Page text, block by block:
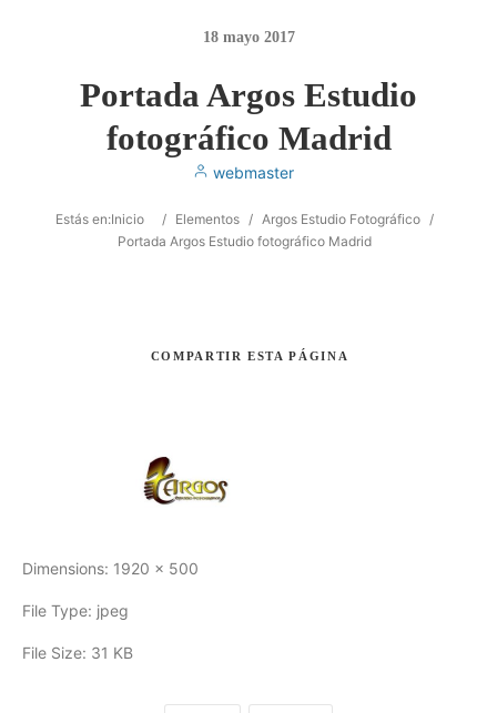
Buscar
18 mayo 2017
Portada Argos Estudio
fotográfico Madrid
webmaster
Estás en:Inicio / Elementos / Argos Estudio Fotográfico /
Portada Argos Estudio fotográfico Madrid
COMPARTIR ESTA PÁGINA
Dimensions: 1920 x 500
File Type: jpeg
File Size: 31 KB